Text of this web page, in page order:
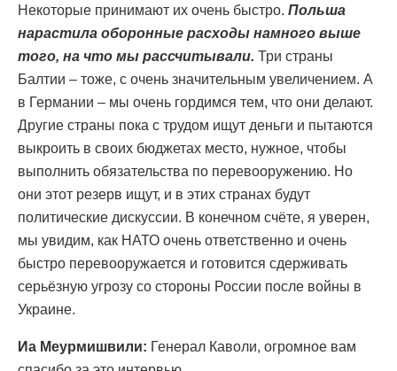
Некоторые принимают их очень быстро. Польша
нарастила оборонные расходы намного выше
того, на что мы рассчитывали. Три страны
Балтии – тоже, с очень значительным увеличением. А
в Германии – мы очень гордимся тем, что они делают.
Другие страны пока с трудом ищут деньги и пытаются
выкроить в своих бюджетах место, нужное, чтобы
выполнить обязательства по перевооружению. Но
они этот резерв ищут, и в этих странах будут
политические дискуссии. В конечном счёте, я уверен,
мы увидим, как НАТО очень ответственно и очень
быстро перевооружается и готовится сдерживать
серьёзную угрозу со стороны России после войны в
Украине.
Иа Меурмишвили: Генерал Каволи, огромное вам